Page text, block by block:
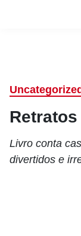
Uncategorized
Livro conta
divertidos e